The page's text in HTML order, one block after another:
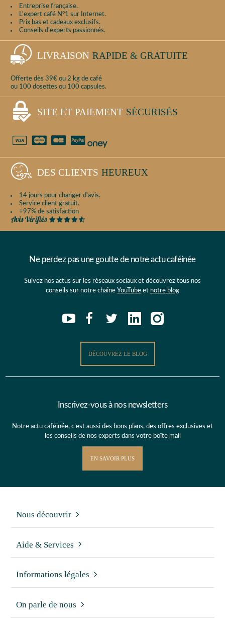
Entreprise française.
L'expert café N°1 sur Internet.
Prix bas et cadeaux exclusifs.
Conseils d'experts passionnés.
LIVRAISON RAPIDE & GRATUITE
Offerte dès 39€ ou 2 kg de café
ou 100 dosettes ou 100 capsules.
SITE ET PAIEMENT SÉCURISÉS
DES CLIENTS HEUREUX
14 jours pour changer d'avis.
Service client gratuit.
+97% de satisfaction
Ne perdez pas une goutte de notre actu caféinée
Suivez nos actus sur les réseaux sociaux et découvrez tous nos
conseils sur notre chaîne YouTube et notre blog
DÉCOUVREZ LE BLOG
Inscrivez-vous à nos newsletters
Notre actu caféinée, c’est aussi des bons plans, des offres exclusives et
les conseils de nos experts dans votre boîte mail
EN SAVOIR PLUS
Nous découvrir
Aide & Services
Informations légales
On parle de nous